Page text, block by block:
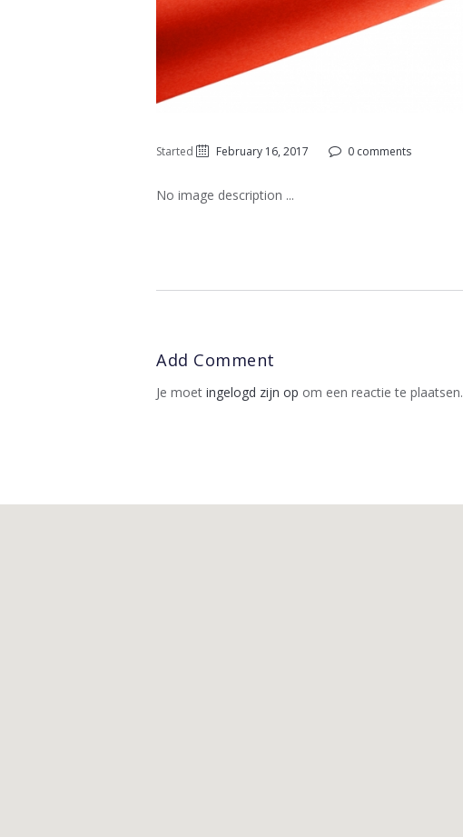
Started February 16, 2017 0 comments
No image description ...
Add Comment
Je moet ingelogd zijn op om een reactie te plaatsen.